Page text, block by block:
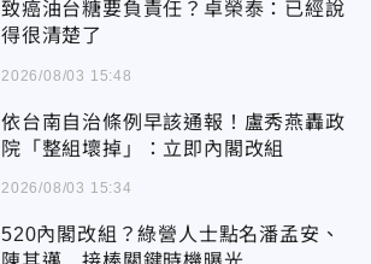
致癌油台糖要負責任？卓榮泰：已經說
得很清楚了
2026/08/03 15:48
依台南自治條例早該通報！盧秀燕轟政
院「整組壞掉」：立即內閣改組
2026/08/03 15:34
520內閣改組？綠營人士點名潘孟安、